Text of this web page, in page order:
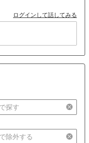
ログインして話してみる